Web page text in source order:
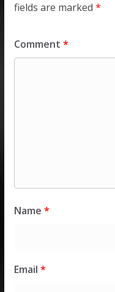
fields are marked *
Comment *
Name *
Email *